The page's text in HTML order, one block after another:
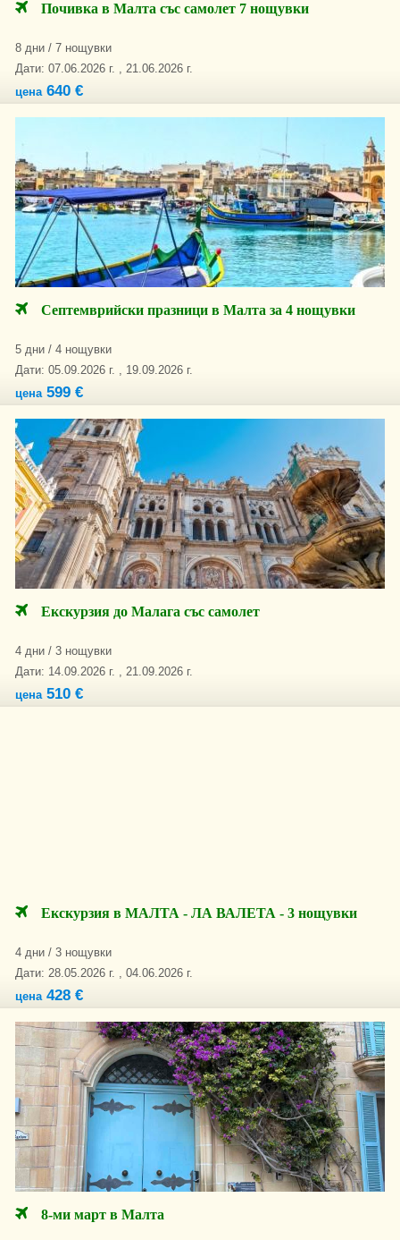
Почивка в Малта със самолет 7 нощувки
8 дни / 7 нощувки
Дати: 07.06.2026 г. , 21.06.2026 г.
цена640 €
Септемврийски празници в Малта за 4 нощувки
5 дни / 4 нощувки
Дати: 05.09.2026 г. , 19.09.2026 г.
цена599 €
Екскурзия до Малага със самолет
4 дни / 3 нощувки
Дати: 14.09.2026 г. , 21.09.2026 г.
цена510 €
Екскурзия в МАЛТА - ЛА ВАЛЕТА - 3 нощувки
4 дни / 3 нощувки
Дати: 28.05.2026 г. , 04.06.2026 г.
цена428 €
8-ми март в Малта